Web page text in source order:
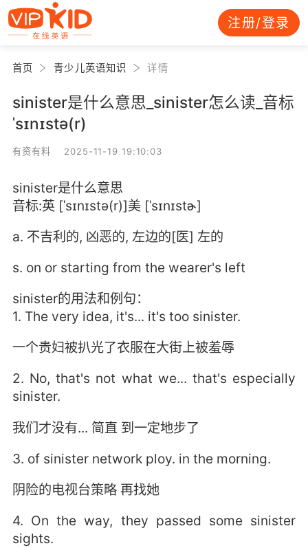
注册/登录
首页 青少儿英语知识 详情
sinister是什么意思_sinister怎么读_音标
ˈsɪnɪstə(r)
有资有料 2025-11-19 19:10:03
sinister是什么意思
音标:英 [ˈsɪnɪstə(r)]美 [ˈsɪnɪstɚ]
a. 不吉利的, 凶恶的, 左边的[医] 左的
s. on or starting from the wearer's left
sinister的用法和例句：
1. The very idea, it's... it's too sinister.
一个贵妇被扒光了衣服在大街上被羞辱
2. No, that's not what we... that's especially
sinister.
我们才没有... 简直 到一定地步了
3. of sinister network ploy. in the morning.
阴险的电视台策略 再找她
4. On the way, they passed some sinister
sights.